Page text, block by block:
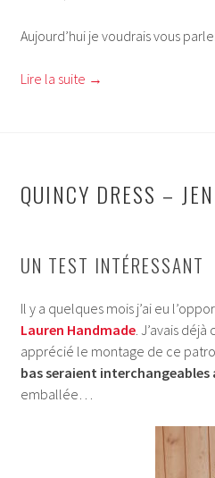
Aujourd’hui je voudrais vous
Lire la suite →
QUINCY DRESS –
UN TEST INTÉRESSANT
Il y a quelques mois j’ai eu
Lauren Handmade. J’avais
apprécié le montage de ce
bas seraient interchangeables
emballée…